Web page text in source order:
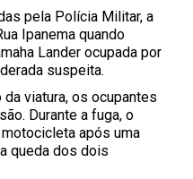
pela Polícia Militar, a
Ipanema quando
Lander ocupada por
suspeita.
viatura, os ocupantes
Durante a fuga, o
após uma
queda dos dois